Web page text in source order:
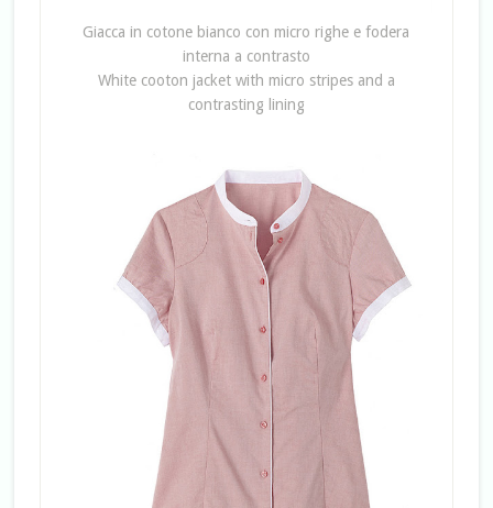
Giacca in cotone bianco con micro righe e fodera
interna a contrasto
White cooton jacket with micro stripes and a
contrasting lining